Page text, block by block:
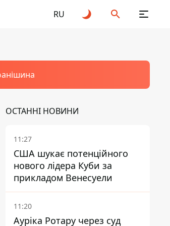
RU
ОСТАННІ НОВИНИ
11:27
США шукає потенційного
нового лідера Куби за
прикладом Венесуели
11:20
Ауріка Ротару через суд